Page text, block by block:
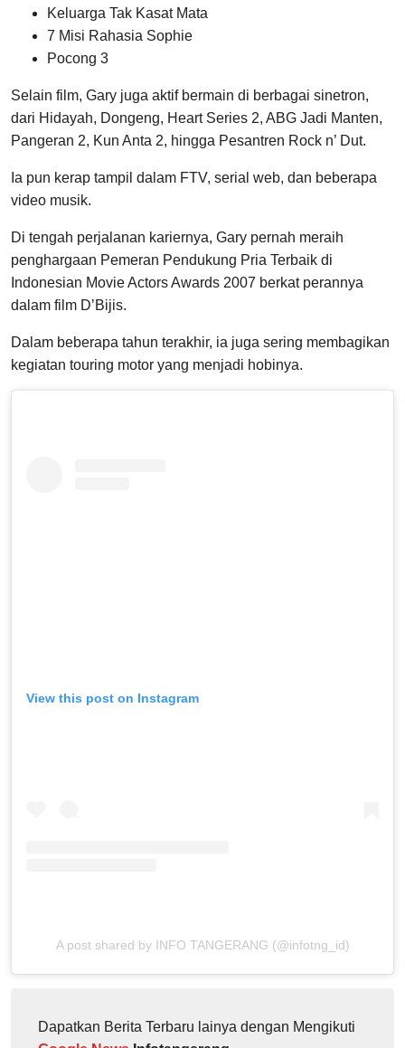
Keluarga Tak Kasat Mata
7 Misi Rahasia Sophie
Pocong 3
Selain film, Gary juga aktif bermain di berbagai sinetron,
dari Hidayah, Dongeng, Heart Series 2, ABG Jadi Manten,
Pangeran 2, Kun Anta 2, hingga Pesantren Rock n’ Dut.
Ia pun kerap tampil dalam FTV, serial web, dan beberapa
video musik.
Di tengah perjalanan kariernya, Gary pernah meraih
penghargaan Pemeran Pendukung Pria Terbaik di
Indonesian Movie Actors Awards 2007 berkat perannya
dalam film D’Bijis.
Dalam beberapa tahun terakhir, ia juga sering membagikan
kegiatan touring motor yang menjadi hobinya.
View this post on Instagram
A post shared by INFO TANGERANG (@infotng_id)
Dapatkan Berita Terbaru lainya dengan Mengikuti